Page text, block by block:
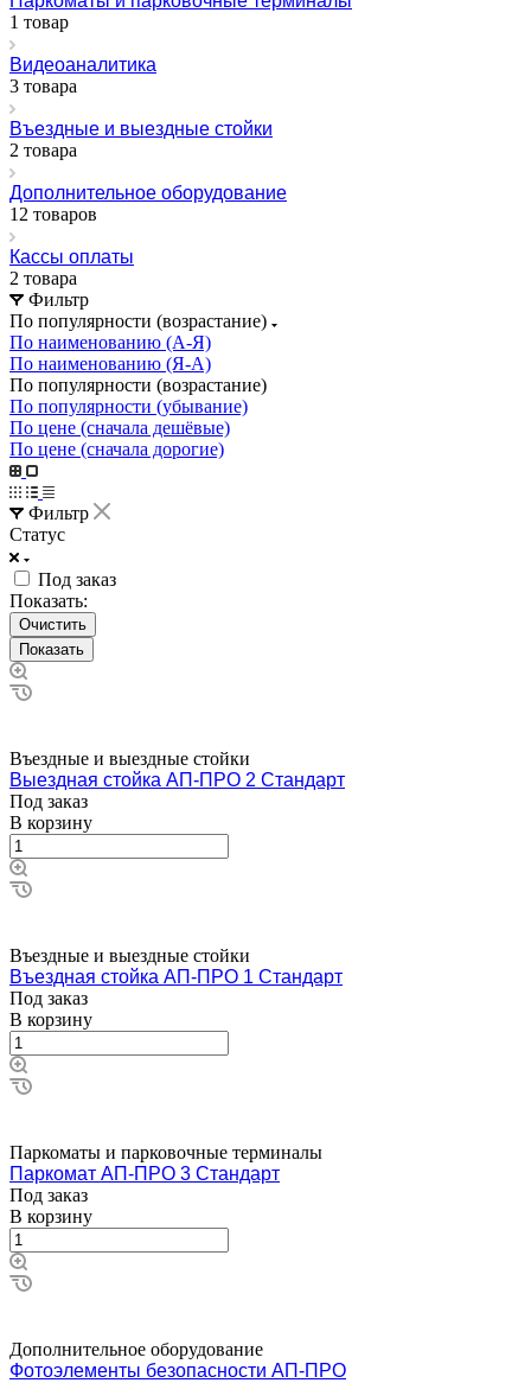
1 товар
Видеоаналитика
3 товара
Въездные и выездные стойки
2 товара
Дополнительное оборудование
12 товаров
Кассы оплаты
2 товара
Фильтр
По популярности (возрастание)
По наименованию (А-Я)
По наименованию (Я-А)
По популярности (возрастание)
По популярности (убывание)
По цене (сначала дешёвые)
По цене (сначала дорогие)
Фильтр
Статус
Под заказ
Показать:
Очистить
Въездные и выездные стойки
Выездная стойка АП-ПРО 2 Стандарт
Под заказ
В корзину
Въездные и выездные стойки
Въездная стойка АП-ПРО 1 Стандарт
Под заказ
В корзину
Паркоматы и парковочные терминалы
Паркомат АП-ПРО 3 Стандарт
Под заказ
В корзину
Дополнительное оборудование
Фотоэлементы безопасности АП-ПРО